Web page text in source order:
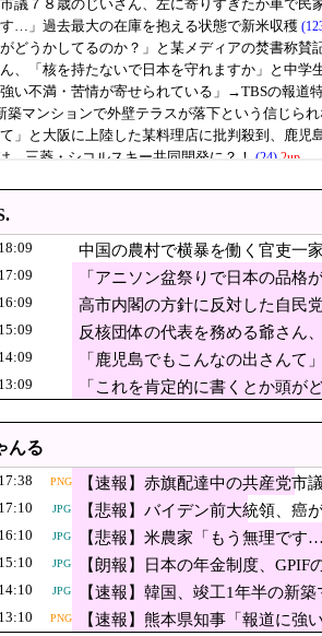
上昇を上回る賃上げを日本に定着させる」 国家公
所です」靖国神社、境内におけるコスプ
輸出が初めて日本を上回った…AI半導体が牽引で今
旗配達中の共産党市議７８歳の
税反対結構 ならば石破と河野は離党してケジメを
イデン前大統領、癌が骨など体
盆祭りで日本の品格が落ちた
を食らってしまい……
韓国の緊急要請に応じ超希少血液「Jr(a-)」を提供＝
言やめて仕事見つけろ。ラーメンを食え」議員ら
ェミョン政府とワンチーム」と主張するチョン・ウ
風が届く」小原ブラスがハンディファンに不快感「
は早いやろ」SNS年齢制限法案提出検討
本の村上宗隆、100マイルのシ
すぎる 韓国はこんな打者がい
『自然災害は止められないが、戦争はめ
モスクワに向けて初の弾道ミサイルを発
願”消費税1％表明も支持率初の6割切り…「賛成52％
農家「もう無理です…」過去最
方針に反対した自民党議員9人
ダルを日本に奪われるのか】外国人審判への性接待
中国の農村で横暴を働く官吏一
か……
「アニソン盆祭りで日本の品格
ミを食らってしまい……
高市内閣の方針に反対した自民
が……
反核団体の代表を務める爺さん
「鹿児島でもこんなの出さん
ところで……
「これを肯定的に書くとか頭
んる
PNG 【速報】赤旗配達中の共産党市
JPG
【悲報】バイデン前大統領、癌
い」
JPG 【悲報】米農家「もう無理で
JPG 【朗報】日本の年金制度、
JPG 【速報】韓国、竣工1年半の新
PNG 【速報】熊本県知事「報道に